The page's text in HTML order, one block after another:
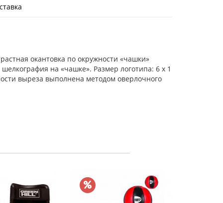
окантовка по окружности «чашки»
на «чашке». Размер логотипа: 6 х 1
выреза выполнена методом оверлочного